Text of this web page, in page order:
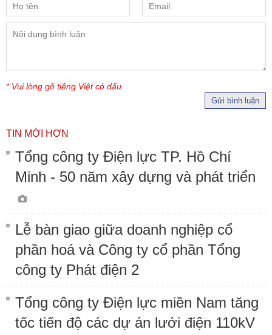
* Vui lòng gõ tiếng Việt có dấu
Gửi bình luận
TIN MỚI HƠN
Tổng công ty Điện lực TP. Hồ Chí
Minh - 50 năm xây dựng và phát triển
Lễ bàn giao giữa doanh nghiệp cổ
phần hoá và Công ty cổ phần Tổng
công ty Phát điện 2
Tổng công ty Điện lực miền Nam tăng
tốc tiến độ các dự án lưới điện 110kV